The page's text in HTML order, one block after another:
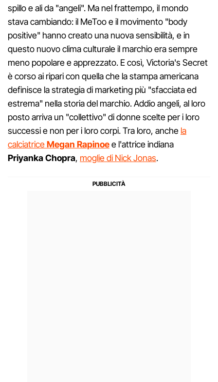
spillo e ali da "angeli". Ma nel frattempo, il mondo
stava cambiando: il MeToo e il movimento "body
positive" hanno creato una nuova sensibilità, e in
questo nuovo clima culturale il marchio era sempre
meno popolare e apprezzato. E così, Victoria's Secret
è corso ai ripari con quella che la stampa americana
definisce la strategia di marketing più "sfacciata ed
estrema" nella storia del marchio. Addio angeli, al loro
posto arriva un "collettivo" di donne scelte per i loro
successi e non per i loro corpi. Tra loro, anche la
calciatriceMegan Rapinoee l'attrice indiana
Priyanka Chopra, moglie di Nick Jonas.